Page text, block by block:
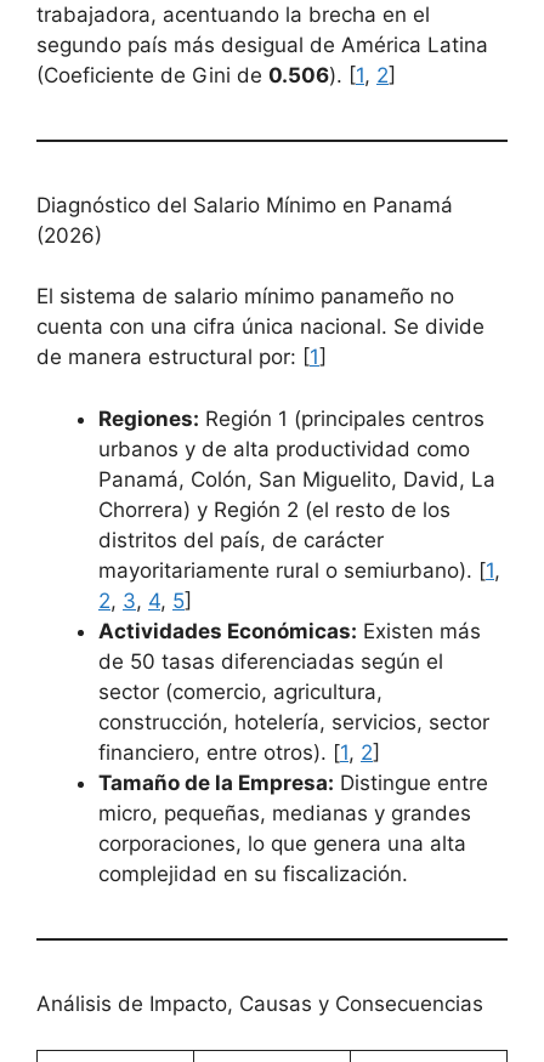
trabajadora, acentuando la brecha en el
segundo país más desigual de América Latina
(Coeficiente de Gini de 0.506). [1, 2]
Diagnóstico del Salario Mínimo en Panamá
(2026)
El sistema de salario mínimo panameño no
cuenta con una cifra única nacional. Se divide
de manera estructural por: [1]
Regiones: Región 1 (principales centros
urbanos y de alta productividad como
Panamá, Colón, San Miguelito, David, La
Chorrera) y Región 2 (el resto de los
distritos del país, de carácter
mayoritariamente rural o semiurbano). [1,
2, 3, 4, 5]
Actividades Económicas: Existen más
de 50 tasas diferenciadas según el
sector (comercio, agricultura,
construcción, hotelería, servicios, sector
financiero, entre otros). [1, 2]
Tamaño de la Empresa: Distingue entre
micro, pequeñas, medianas y grandes
corporaciones, lo que genera una alta
complejidad en su fiscalización.
Análisis de Impacto, Causas y Consecuencias